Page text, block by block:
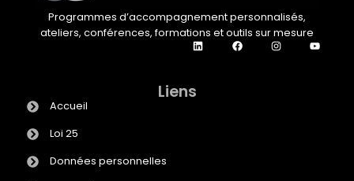
Programmes d’accompagnement personnalisés,
ateliers, conférences, formations et outils sur mesure
Liens
Accueil
Loi 25
Données personnelles